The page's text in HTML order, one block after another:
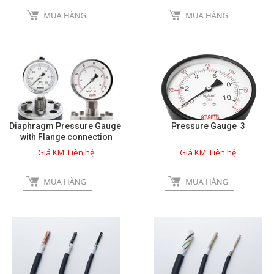
Diaphragm Pressure Gauge
with Flange connection
Giá KM: Liên hệ
Pressure Gauge 3
Giá KM: Liên hệ
Giới thiệu
Thông tin hữu ích
Hình ảnh sửa chữa
Liên hệ
close
Facebook